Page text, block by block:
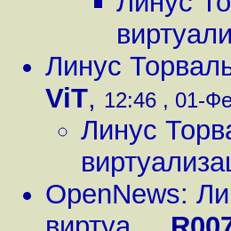
Линус
ViT, 12:46 , 01-
Линус
OpenNews: